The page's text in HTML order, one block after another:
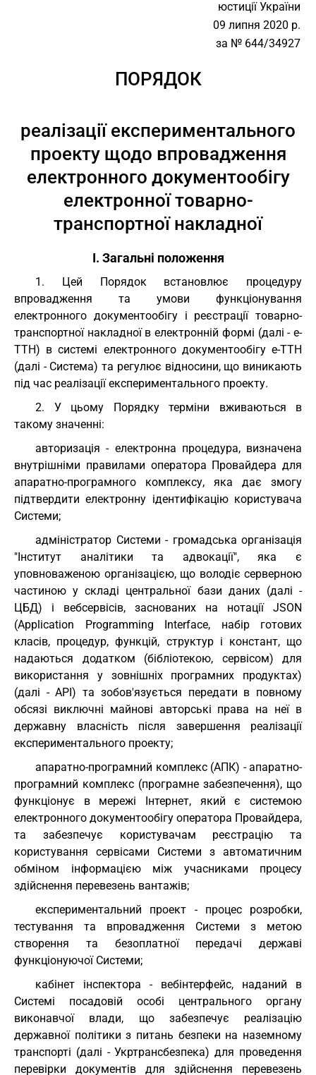
юстиції України
09 липня 2020 р.
за № 644/34927
ПОРЯДОК
реалізації експериментального
проекту щодо впровадження
електронного документообігу
електронної товарно-
транспортної накладної
I. Загальні положення
1. Цей Порядок встановлює процедуру
впровадження та умови функціонування
електронного документообігу і реєстрації товарно-
транспортної накладної в електронній формі (далі - е-
ТТН) в системі електронного документообігу е-ТТН
(далі - Система) та регулює відносини, що виникають
під час реалізації експериментального проекту.
2. У цьому Порядку терміни вживаються в
такому значенні:
авторизація - електронна процедура, визначена
внутрішніми правилами оператора Провайдера для
апаратно-програмного комплексу, яка дає змогу
підтвердити електронну ідентифікацію користувача
Системи;
адміністратор Системи - громадська організація
"Інститут аналітики та адвокації", яка є
уповноваженою організацією, що володіє серверною
частиною у складі центральної бази даних (далі -
ЦБД) і вебсервісів, заснованих на нотації JSON
(Application Programming Interface, набір готових
класів, процедур, функцій, структур і констант, що
надаються додатком (бібліотекою, сервісом) для
використання у зовнішніх програмних продуктах)
(далі - API) та зобов'язується передати в повному
обсязі виключні майнові авторські права на неї в
державну власність після завершення реалізації
експериментального проекту;
апаратно-програмний комплекс (АПК) - апаратно-
програмний комплекс (програмне забезпечення), що
функціонує в мережі Інтернет, який є системою
електронного документообігу оператора Провайдера,
та забезпечує користувачам реєстрацію та
користування сервісами Системи з автоматичним
обміном інформацією між учасниками процесу
здійснення перевезень вантажів;
експериментальний проект - процес розробки,
тестування та впровадження Системи з метою
створення та безоплатної передачі державі
функціонуючої Системи;
кабінет інспектора - вебінтерфейс, наданий в
Системі посадовій особі центрального органу
виконавчої влади, що забезпечує реалізацію
державної політики з питань безпеки на наземному
транспорті (далі - Укртрансбезпека) для проведення
перевірки документів для здійснення перевезень